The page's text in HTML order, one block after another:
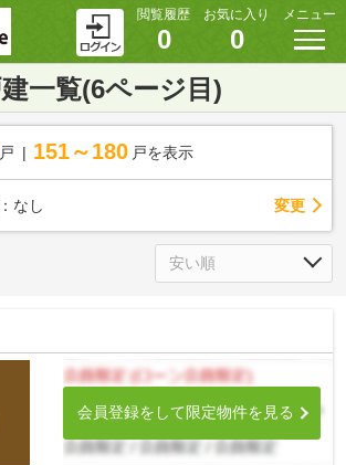
閲覧履歴
0
お気に入り
0
メニュー
一覧(6ページ目)
戸 151～180 戸を表示
なし 変更
会員登録をして限定物件を見る